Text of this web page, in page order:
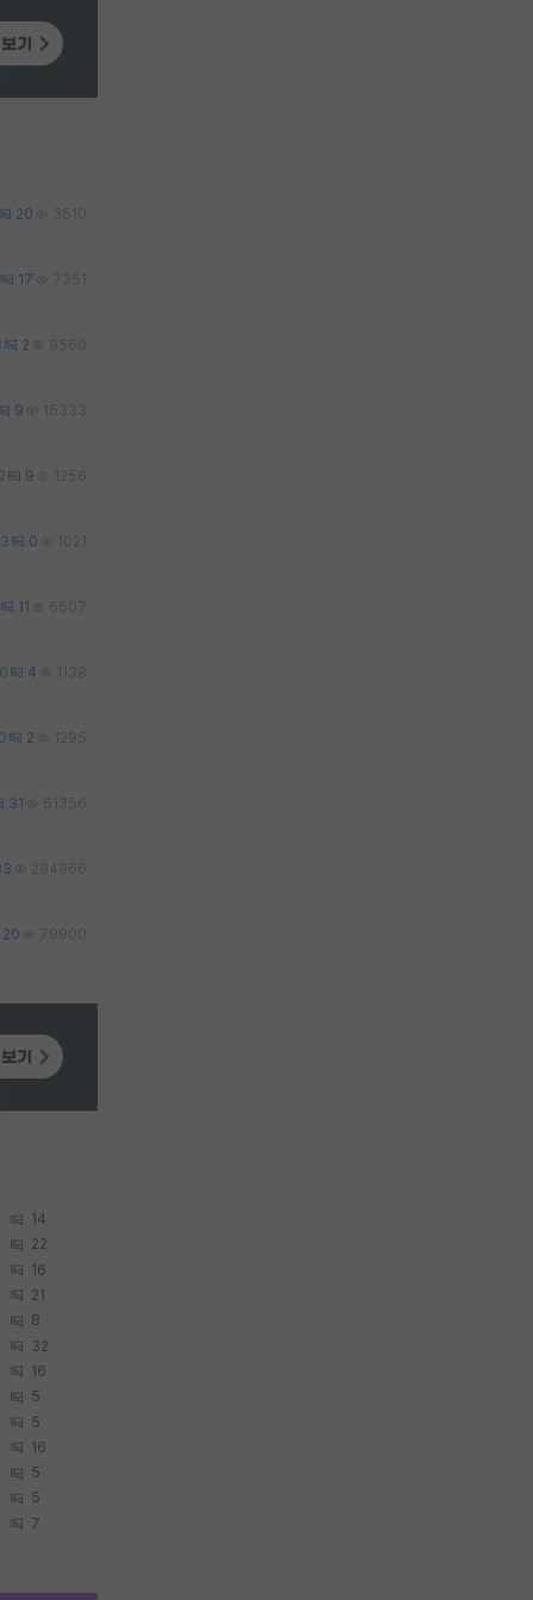
20 3510
17 7351
2 9560
9 15333
9 1256
3 0 1021
11 6507
0 4 1138
2 1295
31 61356
294966
20 79900
14
22
16
21
8
32
16
5
5
16
5
5
7